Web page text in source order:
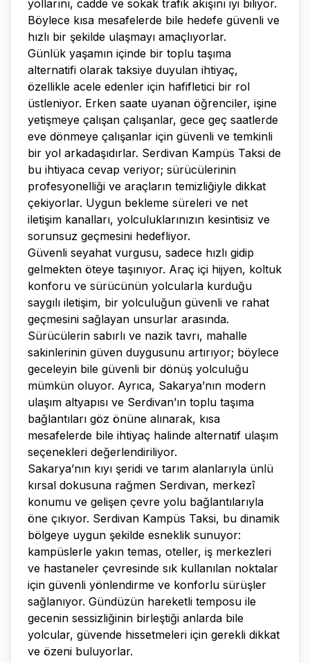
yollarını, cadde ve sokak trafik akışını iyi biliyor.
Böylece kısa mesafelerde bile hedefe güvenli ve
hızlı bir şekilde ulaşmayı amaçlıyorlar.
Günlük yaşamın içinde bir toplu taşıma
alternatifi olarak taksiye duyulan ihtiyaç,
özellikle acele edenler için hafifletici bir rol
üstleniyor. Erken saate uyanan öğrenciler, işine
yetişmeye çalışan çalışanlar, gece geç saatlerde
eve dönmeye çalışanlar için güvenli ve temkinli
bir yol arkadaşıdırlar. Serdivan Kampüs Taksi de
bu ihtiyaca cevap veriyor; sürücülerinin
profesyonelliği ve araçların temizliğiyle dikkat
çekiyorlar. Uygun bekleme süreleri ve net
iletişim kanalları, yolculuklarınızın kesintisiz ve
sorunsuz geçmesini hedefliyor.
Güvenli seyahat vurgusu, sadece hızlı gidip
gelmekten öteye taşınıyor. Araç içi hijyen, koltuk
konforu ve sürücünün yolcularla kurduğu
saygılı iletişim, bir yolculuğun güvenli ve rahat
geçmesini sağlayan unsurlar arasında.
Sürücülerin sabırlı ve nazik tavrı, mahalle
sakinlerinin güven duygusunu artırıyor; böylece
geceleyin bile güvenli bir dönüş yolculuğu
mümkün oluyor. Ayrıca, Sakarya’nın modern
ulaşım altyapısı ve Serdivan’ın toplu taşıma
bağlantıları göz önüne alınarak, kısa
mesafelerde bile ihtiyaç halinde alternatif ulaşım
seçenekleri değerlendiriliyor.
Sakarya’nın kıyı şeridi ve tarım alanlarıyla ünlü
kırsal dokusuna rağmen Serdivan, merkezî
konumu ve gelişen çevre yolu bağlantılarıyla
öne çıkıyor. Serdivan Kampüs Taksi, bu dinamik
bölgeye uygun şekilde esneklik sunuyor:
kampüslerle yakın temas, oteller, iş merkezleri
ve hastaneler çevresinde sık kullanılan noktalar
için güvenli yönlendirme ve konforlu sürüşler
sağlanıyor. Gündüzün hareketli temposu ile
gecenin sessizliğinin birleştiği anlarda bile
yolcular, güvende hissetmeleri için gerekli dikkat
ve özeni buluyorlar.